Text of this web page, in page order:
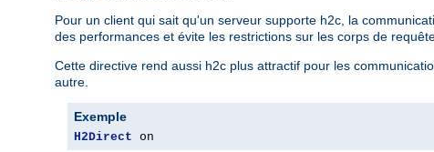
Pour un client qui sait qu'un serveur supporte h2c, la
des performances et évite les restrictions sur les corps de
Cette directive rend aussi h2c plus attractif pour les
autre.
Exemple
H2Direct on